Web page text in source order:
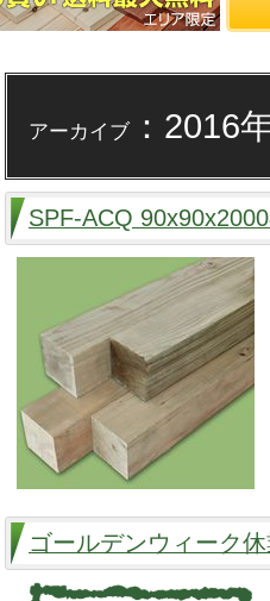
アーカイブ：2016
SPF-ACQ
ゴールデンウィーク